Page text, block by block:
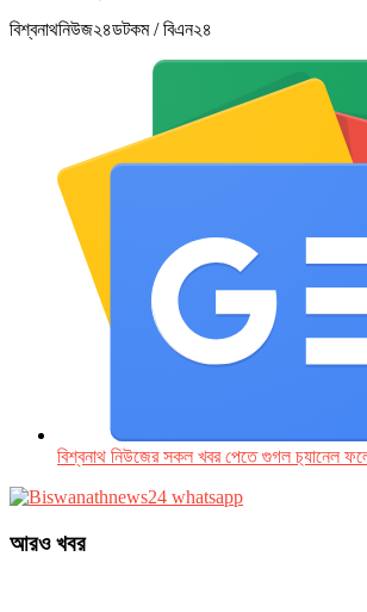
বিশ্বনাথনিউজ২৪ডটকম / বিএন২৪
বিশ্বনাথ নিউজের সকল খবর পেতে গুগল চ‌্যানেল
আরও খবর